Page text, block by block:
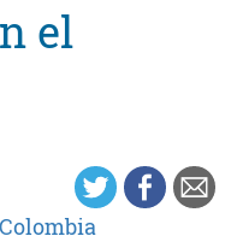
el
Colombia